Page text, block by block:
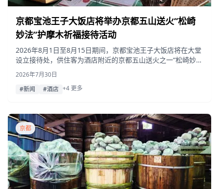
京都宝池王子大饭店将举办京都五山送火“松崎
妙法”护摩木祈福接待活动
2026年8月1日至8月15日期间，京都宝池王子大饭店将在大堂
设立接待处，供住客为酒店附近的京都五山送火之一“松崎妙
法”书写护摩木，并同步播放介绍传统“松崎题目踊”和“长刀踊”
的视频。
2026年7月30日
#新闻
#酒店 +4 更多
京都